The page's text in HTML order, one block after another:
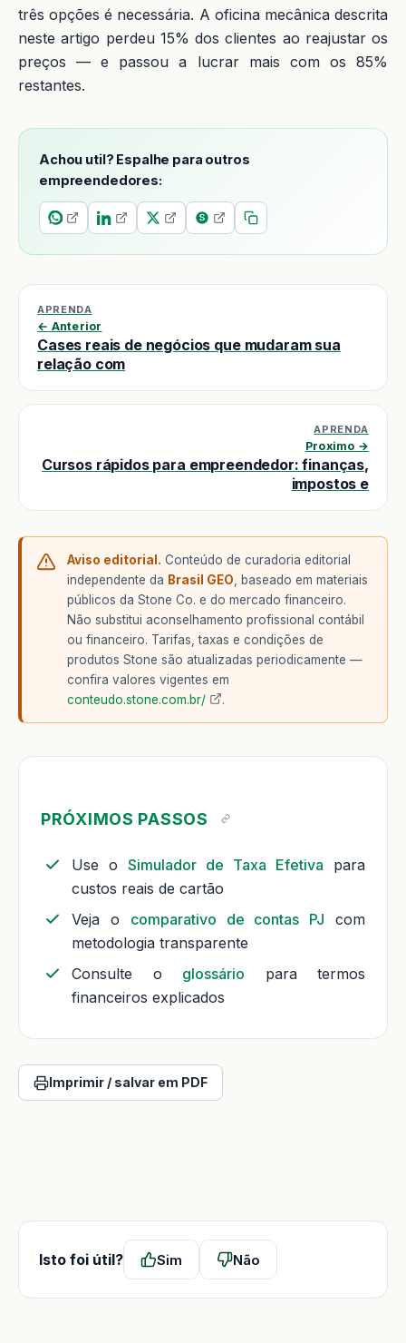
três opções é necessária. A oficina mecânica descrita
neste artigo perdeu 15% dos clientes ao reajustar os
preços — e passou a lucrar mais com os 85%
restantes.
Achou util? Espalhe para outros
empreendedores:
APRENDA
← Anterior
Cases reais de negócios que mudaram sua
relação com
APRENDA
Proximo →
Cursos rápidos para empreendedor: finanças,
impostos e
Aviso editorial. Conteúdo de curadoria editorial
independente da Brasil GEO , baseado em materiais
públicos da Stone Co. e do mercado financeiro.
Não substitui aconselhamento profissional contábil
ou financeiro. Tarifas, taxas e condições de
produtos Stone são atualizadas periodicamente —
confira valores vigentes em
conteudo.stone.com.br/
.
PRÓXIMOS PASSOS
Use o Simulador de Taxa Efetiva para
custos reais de cartão
Veja o comparativo de contas PJ com
metodologia transparente
Consulte o glossário para termos
financeiros explicados
Imprimir / salvar em PDF
Isto foi útil? Sim Não